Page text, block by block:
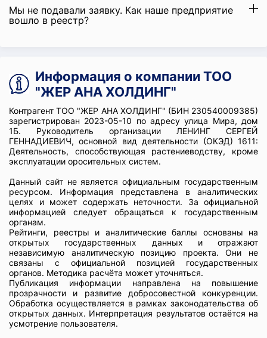
Мы не подавали заявку. Как наше предприятие
вошло в реестр?
Информация о компании ТОО
"ЖЕР АНА ХОЛДИНГ"
Контрагент ТОО "ЖЕР АНА ХОЛДИНГ" (БИН 230540009385)
зарегистрирован 2023-05-10 по адресу улица Мира, дом
1Б. Руководитель организации ЛЕНИНГ СЕРГЕЙ
ГЕННАДИЕВИЧ, основной вид деятельности (ОКЭД) 1611:
Деятельность, способствующая растениеводству, кроме
эксплуатации оросительных систем.
Данный сайт не является официальным государственным
ресурсом. Информация представлена в аналитических
целях и может содержать неточности. За официальной
информацией следует обращаться к государственным
органам.
Рейтинги, реестры и аналитические баллы основаны на
открытых государственных данных и отражают
независимую аналитическую позицию проекта. Они не
связаны с официальной позицией государственных
органов. Методика расчёта может уточняться.
Публикация информации направлена на повышение
прозрачности и развитие добросовестной конкуренции.
Обработка осуществляется в рамках законодательства об
открытых данных. Интерпретация результатов остаётся на
усмотрение пользователя.